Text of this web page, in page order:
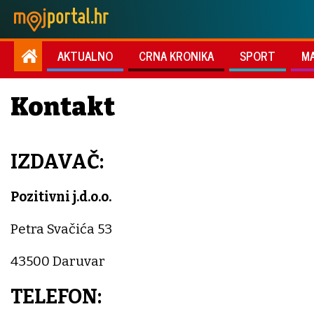
AKTUALNO CRNA KRONIKA SPORT
Kontakt
IZDAVAČ:
Pozitivni j.d.o.o.
Petra Svačića 53
43500 Daruvar
TELEFON: